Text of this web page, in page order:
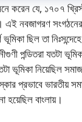
করেন যে, ১৭০৭
এই নবজাগরণ
ছিল তা
পন্ডিতরা যতটা
ভূমিকা নিয়েছিল
প্রভাবে ভারতীয়
হয়েছিল বাংলায়।